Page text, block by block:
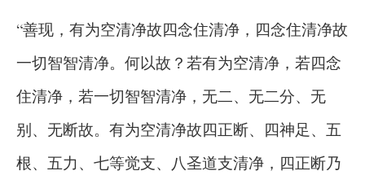
“善现，有为空清净故四念住清净，四念住清净故
一切智智清净。何以故？若有为空清净，若四念
住清净，若一切智智清净，无二、无二分、无
别、无断故。有为空清净故四正断、四神足、五
根、五力、七等觉支、八圣道支清净，四正断乃